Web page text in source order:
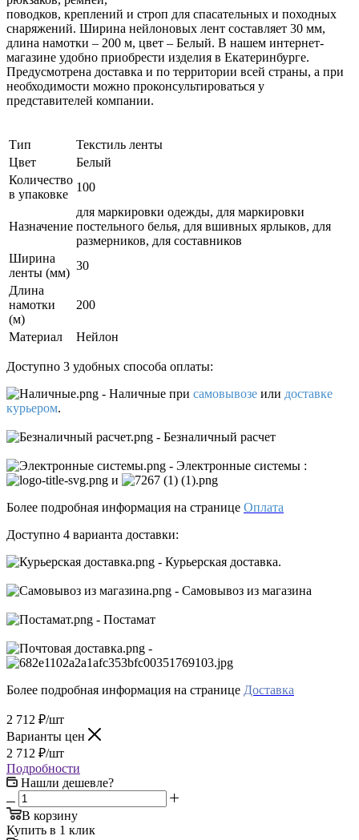
поводков, креплений и строп для спасательных и походных
снаряжений. Ширина нейлоновых лент составляет 30 мм,
длина намотки – 200 м, цвет – Белый. В нашем интернет-
магазине удобно приобрести изделия в Екатеринбурге.
Предусмотрена доставка и по территории всей страны, а при
необходимости можно проконсультироваться у
представителей компании.
Тип
Текстиль ленты
Цвет
Белый
Количество
в упаковке
100
Назначение
для маркировки одежды, для маркировки
постельного белья, для вшивных ярлыков, для
размерников, для составников
Ширина
ленты (мм)
30
Длина
намотки
(м)
200
Материал Нейлон
Доступно 3 удобных способа оплаты:
- Наличные при самовывозе или доставке
курьером.
- Безналичный расчет
- Электронные системы :
и
Более подробная информация на странице Оплата
Доступно 4 варианта доставки:
- Курьерская доставка.
- Самовывоз из магазина
- Постамат
-
Более подробная информация на странице Доставка
2 712 ₽/шт
Варианты цен
2 712 ₽/шт
Подробности
Нашли дешевле?
В корзину
Купить в 1 клик